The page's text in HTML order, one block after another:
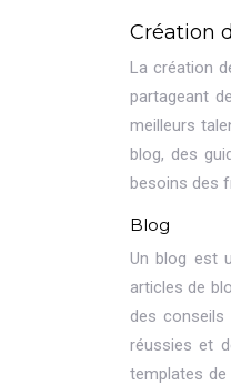
Création
La création
partageant
meilleurs
blog, des
besoins des
Blog
Un blog est
articles de
des
réussies et
templates de